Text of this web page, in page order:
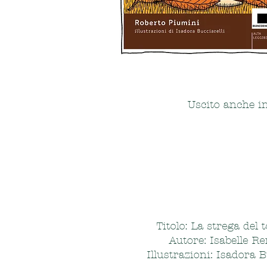
Uscito anche
Titolo: La strega del
Autore: Isabelle
Illustrazioni: Isadora